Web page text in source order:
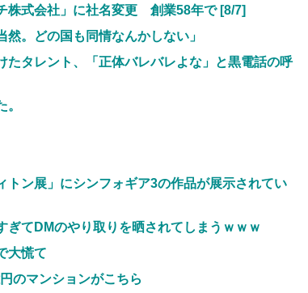
人に性的接待か 計1496回、約2億ウォン（約
う言うのでいいんだよが目一杯詰まってると話
コ田中みたいなチー牛を大変身させた結果がこち
定する←コレは妥当か？？？？？？？
のレンタル 五所川原 青森
(JpnI) Part6 みんなの予想
株式会社」に社名変更 創業58年で [8/7]
。どの国も同情なんかしない」
たタレント、「正体バレバレよな」と黒電話の呼
トン展」にシンフォギア3の作品が展示されてい
ぎてDMのやり取りを晒されてしまうｗｗｗ
大慌て
のマンションがこちら